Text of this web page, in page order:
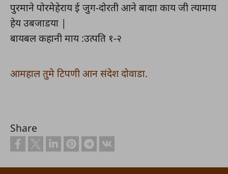
पुरमाने पोरमेहेराय ई जुग-दोरती आने बादाा काय जी त्यामाय
हेय उबजाडया |
बायबल कहानी माय :उत्पति १-२
आमहाल तुमे टिपणी आन संदेश दोवाडा.
Share